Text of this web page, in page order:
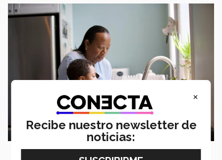
×
Recibe nuestro newsletter de
noticias: